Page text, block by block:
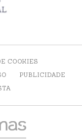
COOKIES
PUBLICIDADE